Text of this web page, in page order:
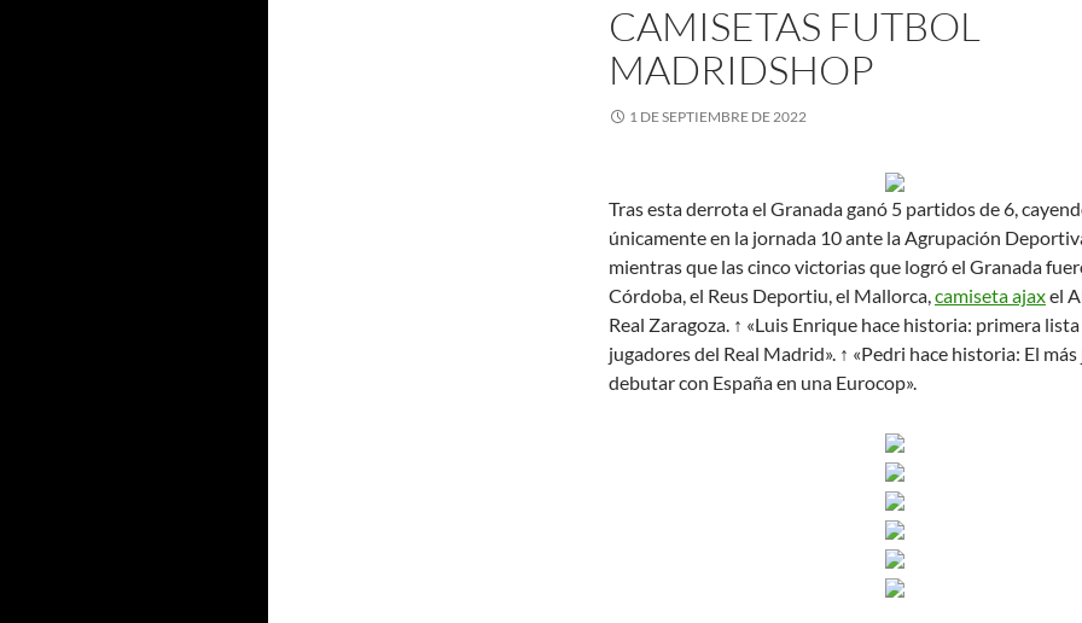
CAMISETAS FUTBOL
MADRIDSHOP
1 DE SEPTIEMBRE DE 2022
Tras esta derrota el Granada ganó 5 partidos de 6,
únicamente en la jornada 10 ante la Agrupación
mientras que las cinco victorias que logró el Granada
Córdoba, el Reus Deportiu, el Mallorca,camiseta ajaxel
Real Zaragoza. ↑ «Luis Enrique hace historia: primera
jugadores del Real Madrid». ↑ «Pedri hace historia: El
debutar con España en una Eurocop».